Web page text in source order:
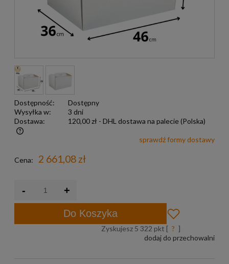
Dostępność:
Dostępny
Wysyłka w:
3 dni
Dostawa:
120,00 zł - DHL dostawa na palecie(Polska)
sprawdź formy dostawy
Cena: 2 661,08 zł
- +
Do Koszyka
Zyskujesz 5 322 pkt [ ? ]
dodaj do przechowalni